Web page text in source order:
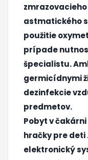
astmatického
použitie
prípade
špecialistu.
germicídnymi
dezinfekcie
predmetov.
Pobyt v
hračky pre deti
elektronický